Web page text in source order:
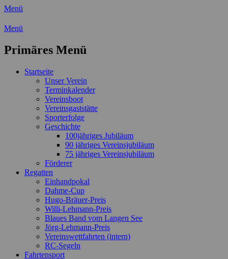
Menü
Wassersport-Verein 1921 e.V.
Freizeit mit der ganzen Familie
Menü
Primäres Menü
Zum
Startseite
Unser Verein
Terminkalender
Vereinsboot
Vereinsgaststätte
Sporterfolge
Geschichte
100jähriges Jubiläum
90 jähriges Vereinsjubiläum
75 jähriges Vereinsjubiläum
Förderer
Regatten
Einhandpokal
Dahme-Cup
Hugo-Bräuer-Preis
Willi-Lehmann-Preis
Blaues Band vom Langen See
Jörg-Lehmann-Preis
Vereinswettfahrten (intern)
RC-Segeln
Fahrtensport